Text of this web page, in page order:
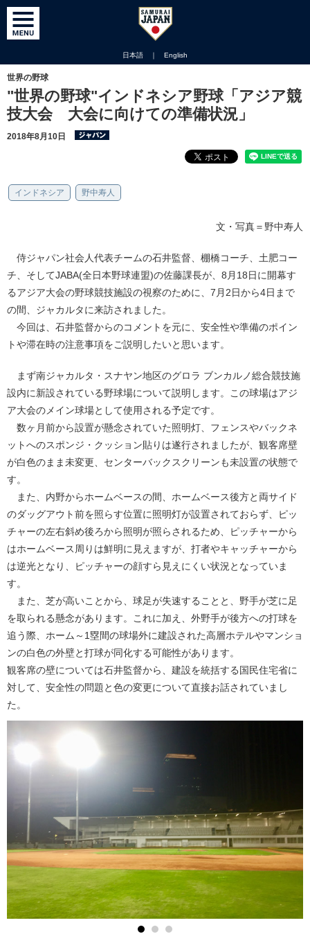
日本語 ｜ English
世界の野球
"世界の野球"インドネシア野球「アジア競
技大会 大会に向けての準備状況」
2018年8月10日
インドネシア 野中寿人
文・写真＝野中寿人
侍ジャパン社会人代表チームの石井監督、棚橋コーチ、土肥コー
チ、そしてJABA(全日本野球連盟)の佐藤課長が、8月18日に開幕す
るアジア大会の野球競技施設の視察のために、7月2日から4日まで
の間、ジャカルタに来訪されました。
今回は、石井監督からのコメントを元に、安全性や準備のポイン
トや滞在時の注意事項をご説明したいと思います。
まず南ジャカルタ・スナヤン地区のグロラ ブンカルノ総合競技施
設内に新設されている野球場について説明します。この球場はアジ
ア大会のメイン球場として使用される予定です。
数ヶ月前から設置が懸念されていた照明灯、フェンスやバックネ
ットへのスポンジ・クッション貼りは遂行されましたが、観客席壁
が白色のまま未変更、センターバックスクリーンも未設置の状態で
す。
また、内野からホームベースの間、ホームベース後方と両サイド
のダッグアウト前を照らす位置に照明灯が設置されておらず、ピッ
チャーの左右斜め後ろから照明が照らされるため、ピッチャーから
はホームベース周りは鮮明に見えますが、打者やキャッチャーから
は逆光となり、ピッチャーの顔すら見えにくい状況となっていま
す。
また、芝が高いことから、球足が失速することと、野手が芝に足
を取られる懸念があります。これに加え、外野手が後方への打球を
追う際、ホーム～1塁間の球場外に建設された高層ホテルやマンショ
ンの白色の外壁と打球が同化する可能性があります。
観客席の壁については石井監督から、建設を統括する国民住宅省に
対して、安全性の問題と色の変更について直接お話されていまし
た。